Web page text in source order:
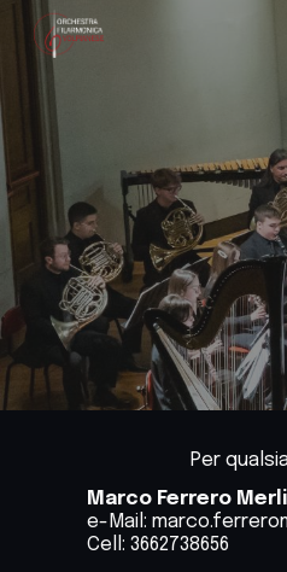
Per
Marco Ferrero
e-Mail:
Cell: 3662738656